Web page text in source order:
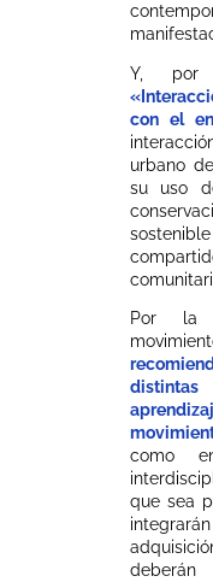
Y, por
con el
urbano
su uso
Por la
como
que sea